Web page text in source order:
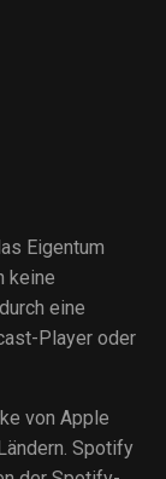
Eigentum
keine
eine
Player oder
von Apple
Spotify